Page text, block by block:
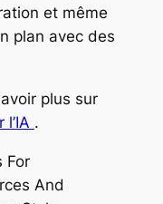
et même
plan avec des
plus sur
.